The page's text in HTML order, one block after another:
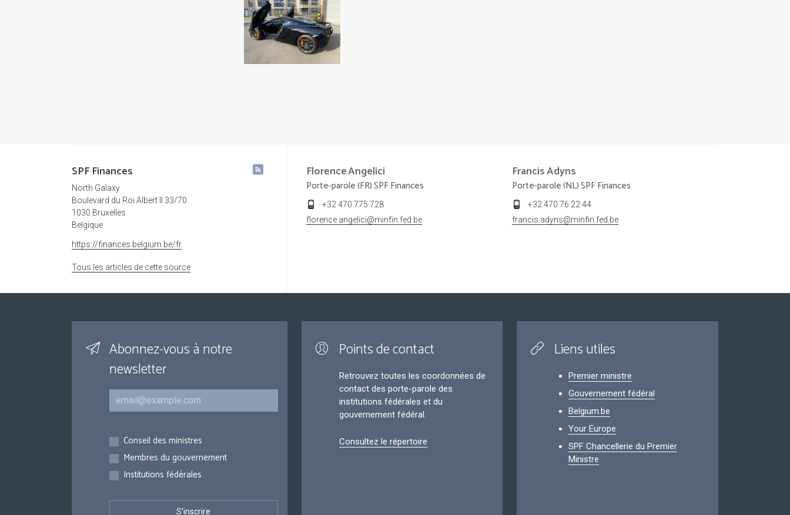
SPF Finances
North Galaxy
Boulevard du Roi Albert II 33/70
1030 Bruxelles
Belgique
https://finances.belgium.be/fr
Tous les articles de cette source
FlorenceAngelici
Porte-parole (FR) SPF Finances
+32 470 775 728
florence.angelici@minfin.fed.be
FrancisAdyns
Porte-parole (NL) SPF Finances
+32 470 76 22 44
francis.adyns@minfin.fed.be
Abonnez-vous à notre
newsletter
Courriel
Inscriptions
Conseil des ministres
Membres du gouvernement
Institutions fédérales
Points de contact
Retrouvez toutes les coordonnées de
contact des porte-parole des
institutions fédérales et du
gouvernement fédéral.
Consultez le répertoire
Liens utiles
Premier ministre
Gouvernement fédéral
Belgium.be
Your Europe
SPF Chancellerie du Premier
Ministre